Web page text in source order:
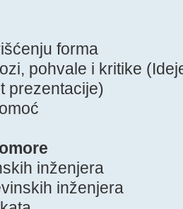
forma
pohvale i kritike
prezentacije)
inženjera
inženjera